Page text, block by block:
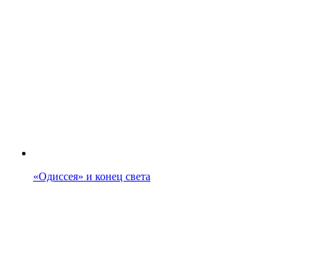
«Одиссея» и конец света